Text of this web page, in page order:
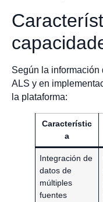
Según la
ALS y en
la plataforma:
Característic
a
Integración de
datos de
múltiples
fuentes